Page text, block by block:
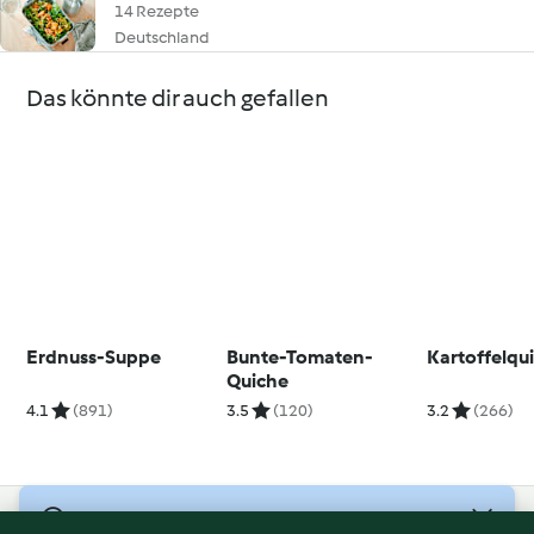
14 Rezepte
Deutschland
Das könnte dir auch gefallen
Erdnuss-Suppe
4.1 (891)
Bunte-Tomaten-
Quiche
3.5 (120) 3.2 (266)